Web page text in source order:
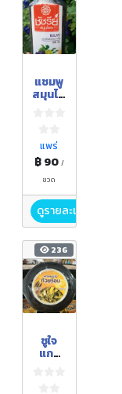
แชมพู
สมุนไพ
แพร่
฿ 90 /
ขวด
ดูรายละเอียด
236
ชูใจ
แกง